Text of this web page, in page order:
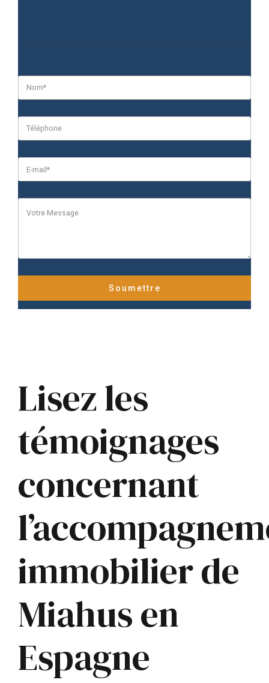
Lisez les
témoignages
concernant
immobilier de
Miahus en
Espagne